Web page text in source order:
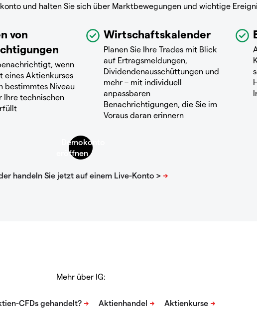
und halten Sie sich über Marktbewegungen und wichtige
von
wenn
eines Aktienkurses
bestimmtes Niveau
Ihre technischen
Wirtschaftskalender
Planen Sie Ihre Trades mit Blick
auf Ertragsmeldungen,
Dividendenausschüttungen und
mehr – mit individuell
anpassbaren
Benachrichtigungen, die Sie im
Voraus daran erinnern
Mehr über IG: